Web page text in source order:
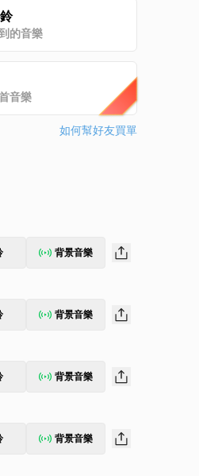
的音樂
音樂
如何幫好友買單
背景音樂
背景音樂
背景音樂
背景音樂